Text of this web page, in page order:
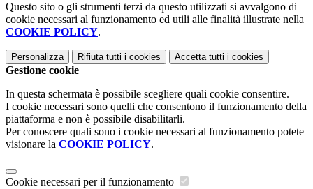
Questo sito o gli strumenti terzi da questo utilizzati si avvalgono di
cookie necessari al funzionamento ed utili alle finalità illustrate nella
COOKIE POLICY.
Personalizza Rifiuta tutti i cookies Accetta tutti i cookies
Gestione cookie
In questa schermata è possibile scegliere quali cookie consentire.
I cookie necessari sono quelli che consentono il funzionamento della
piattaforma e non è possibile disabilitarli.
Per conoscere quali sono i cookie necessari al funzionamento potete
visionare la COOKIE POLICY.
Cookie necessari per il funzionamento